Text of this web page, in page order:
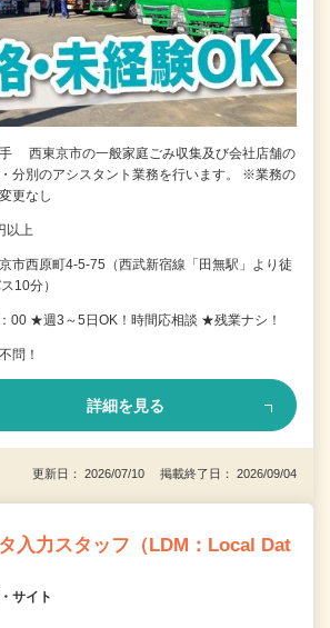
西東京市の一般家庭ごみ収集及び会社店舗の
分別のアシスタント業務を行います。 ※業務の
更なし
以上
市西原町4‐5‐75（西武新宿線「田無駅」より徒
10分）
00 ★週3～5日OK！時間応相談 ★残業ナシ！
問！
詳細を見る
更新日： 2026/07/10 掲載終了日： 2026/09/04
入力スタッフ（LDM：Local Dat
サイト